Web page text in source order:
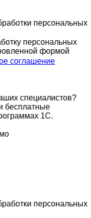
персональных
персональных
формой
соглашение
специалистов?
бесплатные
1С.
персональных